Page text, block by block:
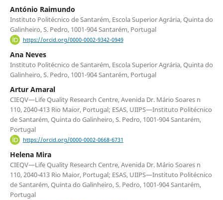
António Raimundo
Instituto Politécnico de Santarém, Escola Superior Agrária, Quinta do
Galinheiro, S. Pedro, 1001-904 Santarém, Portugal
https://orcid.org/0000-0002-9342-0949
Ana Neves
Instituto Politécnico de Santarém, Escola Superior Agrária, Quinta do
Galinheiro, S. Pedro, 1001-904 Santarém, Portugal
Artur Amaral
CIEQV—Life Quality Research Centre, Avenida Dr. Mário Soares n
110, 2040-413 Rio Maior, Portugal; ESAS, UIIPS—Instituto Politécnico
de Santarém, Quinta do Galinheiro, S. Pedro, 1001-904 Santarém,
Portugal
https://orcid.org/0000-0002-0668-6731
Helena Mira
CIEQV—Life Quality Research Centre, Avenida Dr. Mário Soares n
110, 2040-413 Rio Maior, Portugal; ESAS, UIIPS—Instituto Politécnico
de Santarém, Quinta do Galinheiro, S. Pedro, 1001-904 Santarém,
Portugal